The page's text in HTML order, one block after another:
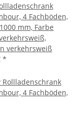
4 Fachböden,
mm, Farbe
verkehrsweiß
*